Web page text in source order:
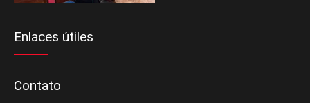
Enlaces útiles
Contato